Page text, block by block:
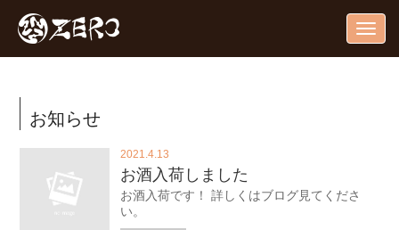
お知らせ
2021.4.13
お酒入荷しました
お酒入荷です！ 詳しくはブログ見てくださ
い。